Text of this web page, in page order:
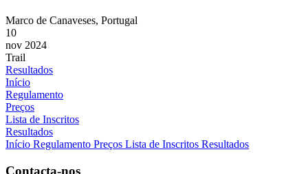
Marco de Canaveses, Portugal
10
nov 2024
Trail
Resultados
Início
Regulamento
Preços
Lista de Inscritos
Resultados
Início Regulamento Preços Lista de Inscritos Resultados
Contacta-nos